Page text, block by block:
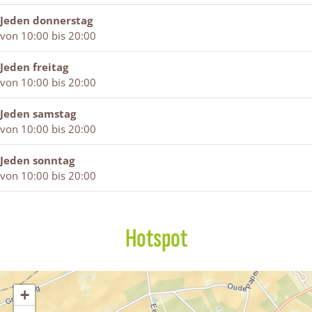
Jeden donnerstag
von 10:00 bis 20:00
Jeden freitag
von 10:00 bis 20:00
Jeden samstag
von 10:00 bis 20:00
Jeden sonntag
von 10:00 bis 20:00
Hotspot
+